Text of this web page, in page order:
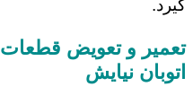
گیرد.
تعمیر و تعویض
اتوبان نیایش